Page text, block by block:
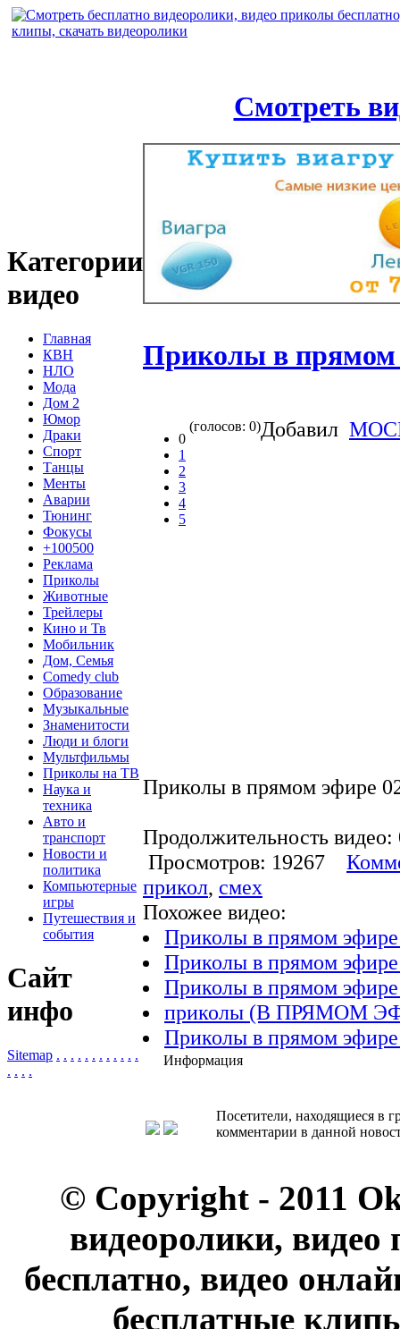
Смотреть
Категории
видео
Главная
КВН
НЛО
Мода
Дом 2
Юмор
Драки
Спорт
Танцы
Менты
Аварии
Тюнинг
Фокусы
+100500
Реклама
Приколы
Животные
Трейлеры
Кино и Тв
Мобильник
Дом, Семья
Comedy club
Образование
Музыкальные
Знаменитости
Люди и блоги
Мультфильмы
Приколы на ТВ
Наука и
техника
Авто и
транспорт
Новости и
политика
Компьютерные
игры
Путешествия и
события
Сайт
инфо
Sitemap . . . . . . . . . . . .
. . . .
Приколы в прямом
0
1
2
3
4
5
(голосов: 0)Добавил
Приколы в прямом эфире
Продолжительность
Просмотров: 19267
прикол, смех
Похожее видео:
Приколы в прямом
Приколы в прямом
Приколы в прямом
приколы (В ПРЯМОМ
Приколы в прямом
Информация
Посетители, находящиеся в
комментарии в данной
© Copyright - 2011
видеоролики, видео
бесплатно, видео
бесплатные